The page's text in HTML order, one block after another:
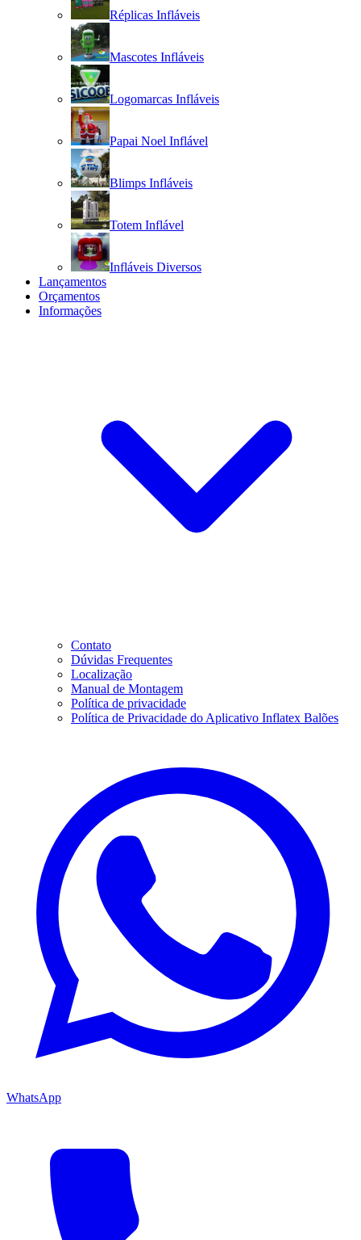
Réplicas Infláveis
Mascotes Infláveis
Logomarcas Infláveis
Papai Noel Inflável
Blimps Infláveis
Totem Inflável
Infláveis Diversos
Lançamentos
Orçamentos
Informações
Contato
Dúvidas Frequentes
Localização
Manual de Montagem
Política de privacidade
Política de Privacidade do Aplicativo Inflatex Balões
WhatsApp